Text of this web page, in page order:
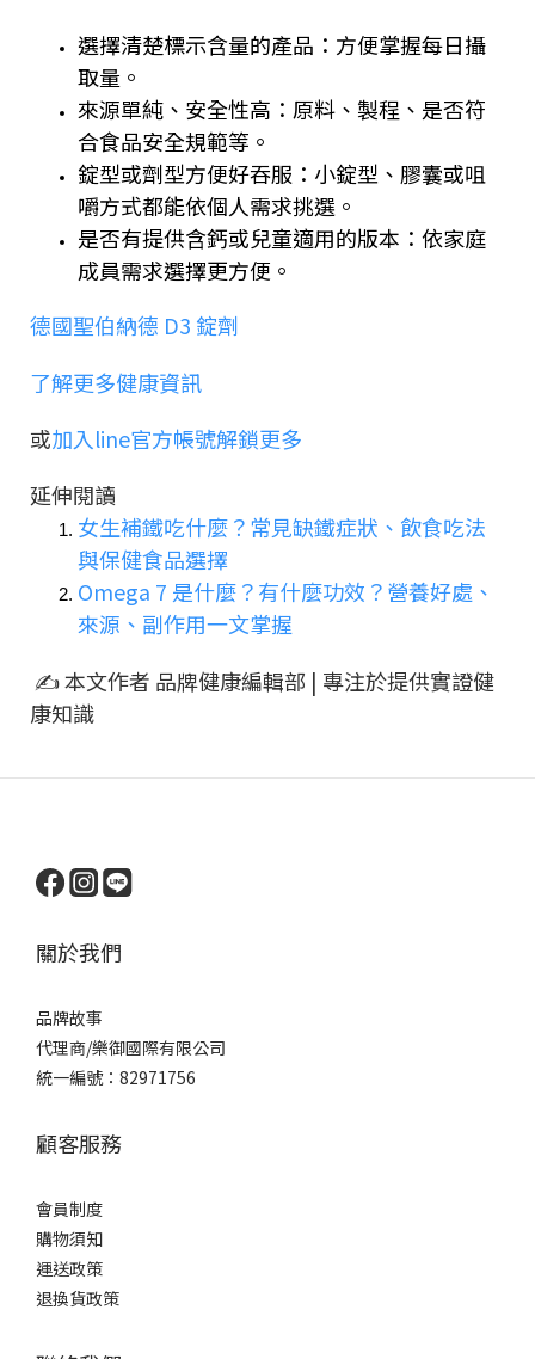
選擇清楚標示含量的產品：方便掌握每日攝
取量。
來源單純、安全性高：原料、製程、是否符
合食品安全規範等。
錠型或劑型方便好吞服：小錠型、膠囊或咀
嚼方式都能依個人需求挑選。
是否有提供含鈣或兒童適用的版本：依家庭
成員需求選擇更方便。
德國聖伯納德 D3 錠劑
了解更多健康資訊
或加入line官方帳號解鎖更多
延伸閱讀
女生補鐵吃什麼？常見缺鐵症狀、飲食吃法
與保健食品選擇
Omega 7 是什麼？有什麼功效？營養好處、
來源、副作用一文掌握
✍ 本文作者 品牌健康編輯部 | 專注於提供實證健
康知識
關於我們
品牌故事
代理商/樂御國際有限公司
統一編號：82971756
顧客服務
會員制度
購物須知
運送政策
退換貨政策